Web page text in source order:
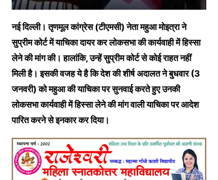
नई दिल्ली। तृणमूल कांग्रेस (टीएमसी) नेता महुआ मोइत्रा ने
सुप्रीम कोर्ट में याचिका दायर कर लोकसभा की कार्यवाही में हिस्सा
लेने की मांग की। हालांकि, उन्हें सुप्रीम कोर्ट से कोई राहत नहीं
मिली है। इसकी वजह ये है कि देश की शीर्ष अदालत ने बुधवार (3
जनवरी) को महुआ की याचिका पर सुनवाई करते हुए उनकी
लोकसभा कार्यवाही में हिस्सा लेने की मांग वाली याचिका पर आदेश
पारित करने से इनकार कर दिया।